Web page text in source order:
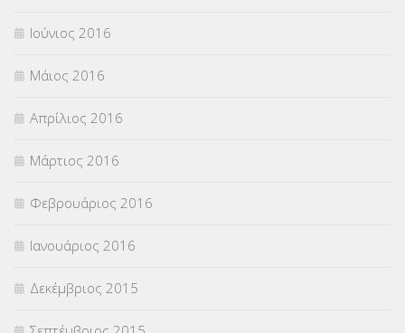
Ιούνιος 2016
Μάιος 2016
Απρίλιος 2016
Μάρτιος 2016
Φεβρουάριος 2016
Ιανουάριος 2016
Δεκέμβριος 2015